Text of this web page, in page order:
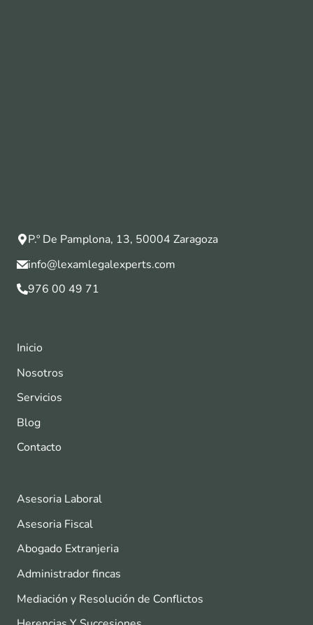
P.º De Pamplona, 13, 50004 Zaragoza
info@lexamlegalexperts.com
976 00 49 71
Inicio
Nosotros
Servicios
Blog
Contacto
Asesoria Laboral
Asesoria Fiscal
Abogado Extranjeria
Administrador fincas
Mediación y Resolución de Conflictos